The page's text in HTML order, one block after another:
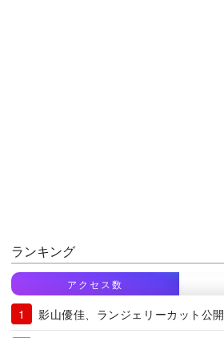
ランキング
アクセス数
影山優佳、ランジェリーカット公開